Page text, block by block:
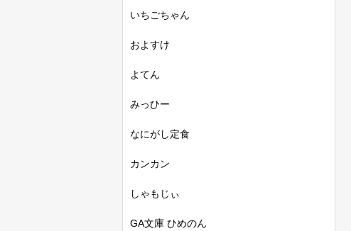
いちごちゃん
およすけ
よてん
みっひー
なにがし定食
カンカン
しゃもじぃ
GA文庫 ひめのん